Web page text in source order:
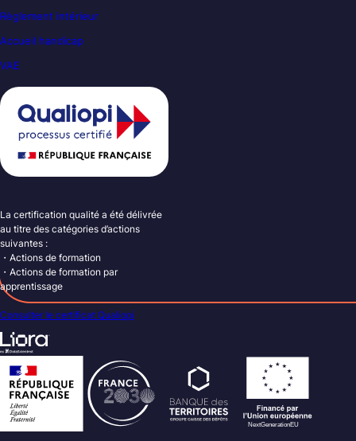
Règlement intérieur
Accueil handicap
VAE
La certification qualité a été délivrée
au titre des catégories d’actions
suivantes :
・Actions de formation
・Actions de formation par
apprentissage
Consulter le certificat Qualiopi